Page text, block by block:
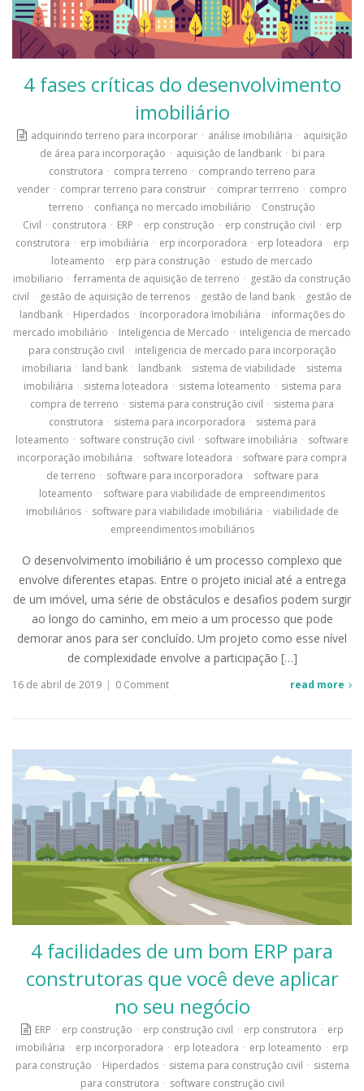
4 fases críticas do desenvolvimento
imobiliário
adquirindo terreno para incorporar · análise imobiliária · aquisição
de área para incorporação · aquisição de landbank · bi para
construtora · compra terreno · comprando terreno para
vender · comprar terreno para construir · comprar terrreno · compro
terreno · confiança no mercado imobiliário · Construção
Civil · construtora · ERP · erp construção · erp construção civil · erp
construtora · erp imobiliária · erp incorporadora · erp loteadora · erp
loteamento · erp para construção · estudo de mercado
imobiliario · ferramenta de aquisição de terreno · gestão da construção
civil · gestão de aquisição de terrenos · gestão de land bank · gestão de
landbank · Hiperdados · Incorporadora Imobiliária · informações do
mercado imobiliário · Inteligencia de Mercado · inteligencia de mercado
para construção civil · inteligencia de mercado para incorporação
imobiliaria · land bank · landbank · sistema de viabilidade · sistema
imobiliária · sistema loteadora · sistema loteamento · sistema para
compra de terreno · sistema para construção civil · sistema para
construtora · sistema para incorporadora · sistema para
loteamento · software construção civil · software imobiliária · software
incorporação imobiliária · software loteadora · software para compra
de terreno · software para incorporadora · software para
loteamento · software para viabilidade de empreendimentos
imobiliários · software para viabilidade imobiliária · viabilidade de
empreendimentos imobiliários
O desenvolvimento imobiliário é um processo complexo que
envolve diferentes etapas. Entre o projeto inicial até a entrega
de um imóvel, uma série de obstáculos e desafios podem surgir
ao longo do caminho, em meio a um processo que pode
demorar anos para ser concluído. Um projeto como esse nível
de complexidade envolve a participação […]
16 de abril de 2019 | 0 Comment read more
4 facilidades de um bom ERP para
construtoras que você deve aplicar
no seu negócio
ERP · erp construção · erp construção civil · erp construtora · erp
imobiliária · erp incorporadora · erp loteadora · erp loteamento · erp
para construção · Hiperdados · sistema para construção civil · sistema
para construtora · software construção civil